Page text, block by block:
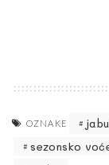
OZNAKE
sezonsko